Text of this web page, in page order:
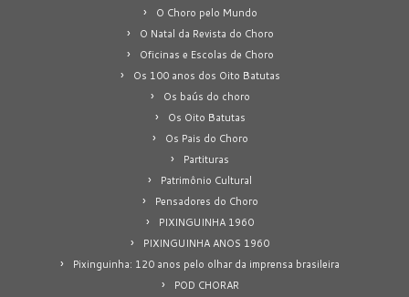
O Choro pelo Mundo
O Natal da Revista do Choro
Oficinas e Escolas de Choro
Os 100 anos dos Oito Batutas
Os baús do choro
Os Oito Batutas
Os Pais do Choro
Partituras
Patrimônio Cultural
Pensadores do Choro
PIXINGUINHA 1960
PIXINGUINHA ANOS 1960
Pixinguinha: 120 anos pelo olhar da imprensa brasileira
POD CHORAR